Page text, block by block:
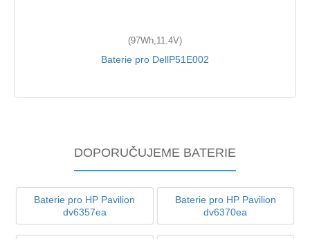
(97Wh,11.4V)
Baterie pro DellP51E002
DOPORUČUJEME BATERIE
Baterie pro HP Pavilion
dv6357ea
Baterie pro HP Pavilion
dv6370ea